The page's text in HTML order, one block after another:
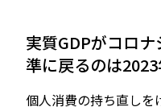
実質GDPがコロ
準に戻るのは
個人消費の持ち直しを